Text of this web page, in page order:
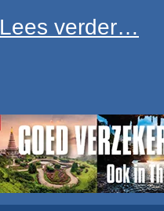
Lees verder…